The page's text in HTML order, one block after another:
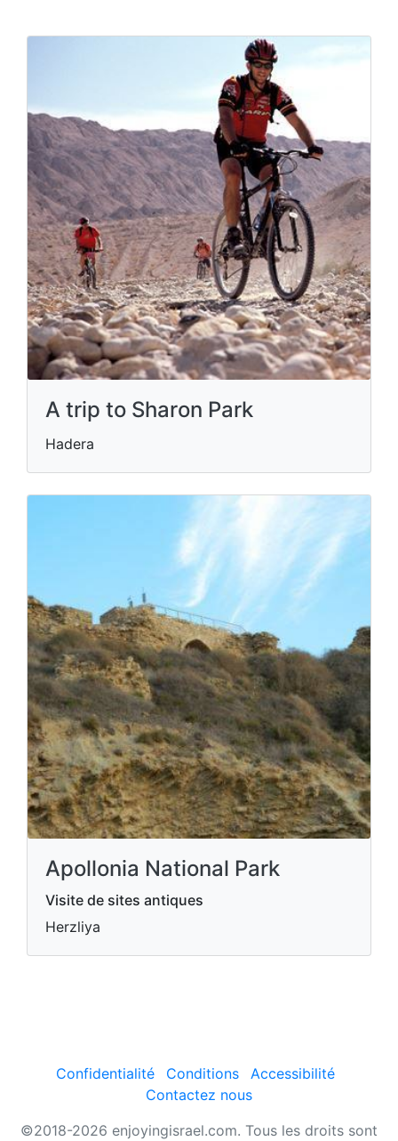
A trip to Sharon Park
Hadera
Apollonia National Park
Visite de sites antiques
Herzliya
Confidentialité Conditions
Accessibilité
Contactez nous
©2018-2026 enjoyingisrael.com. Tous les droits sont